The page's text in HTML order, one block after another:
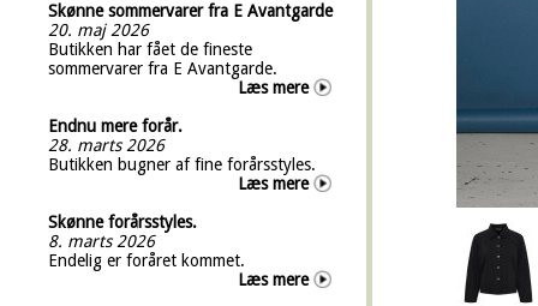
Skønne sommervarer fra E Avantgarde
20. maj 2026
Butikken har fået de fineste
sommervarer fra E Avantgarde.
Læs mere
Endnu mere forår.
28. marts 2026
Butikken bugner af fine forårsstyles.
Læs mere
Skønne forårsstyles.
8. marts 2026
Endelig er foråret kommet.
Læs mere